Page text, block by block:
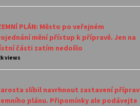
PLÁN: Město po veřejném
mění přístup k přípravě. Jen na
části zatím nedošlo
views
slíbil navrhnout zastavení příprav
plánu. Připomínky ale podávejte